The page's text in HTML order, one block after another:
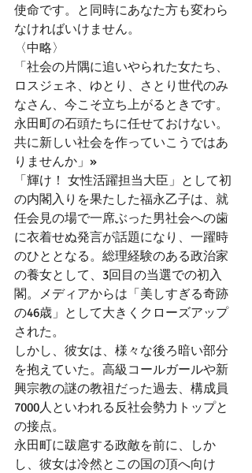
使命です。と同時にあなた方も変わら
なければいけません。
〈中略〉
「社会の片隅に追いやられた女たち、
ロスジェネ、ゆとり、さとり世代のみ
なさん、今こそ立ち上がるときです。
永田町の石頭たちに任せておけない。
共に新しい社会を作っていこうではあ
りませんか」»
「輝け！ 女性活躍担当大臣」として初
の内閣入りを果たした福永乙子は、就
任会見の場で一席ぶった男社会への歯
に衣着せぬ発言が話題になり、一躍時
のひととなる。総理経験のある政治家
の養女として、3回目の当選での初入
閣。メディアからは「美しすぎる奇跡
の46歳」として大きくクローズアップ
された。
しかし、彼女は、様々な後ろ暗い部分
を抱えていた。高級コールガールや新
興宗教の謎の教祖だった過去、構成員
7000人といわれる反社会勢力トップと
の接点。
永田町に跋扈する政敵を前に、しか
し、彼女は冷然とこの国の頂へ向け